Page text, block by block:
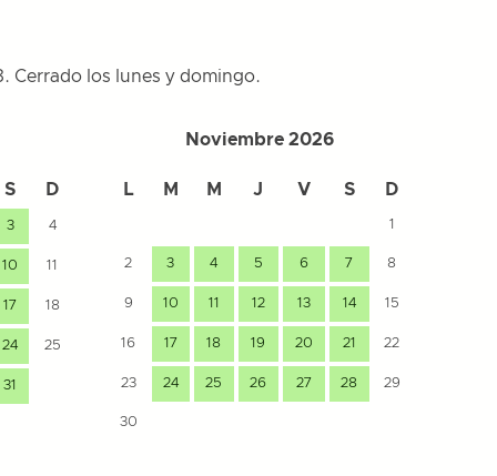
Cerrado los lunes y domingo.
S D
3 4
10 11
17 18
24 25
31
Noviembre 2026
L M M J V S D
1
2 3 4 5 6 7 8
9 10 11 12 13 14 15
16 17 18 19 20 21 22
23 24 25 26 27 28 29
30